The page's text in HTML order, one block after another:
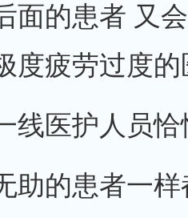
面的患者 又
度疲劳过度
线医护人员
助的患者一